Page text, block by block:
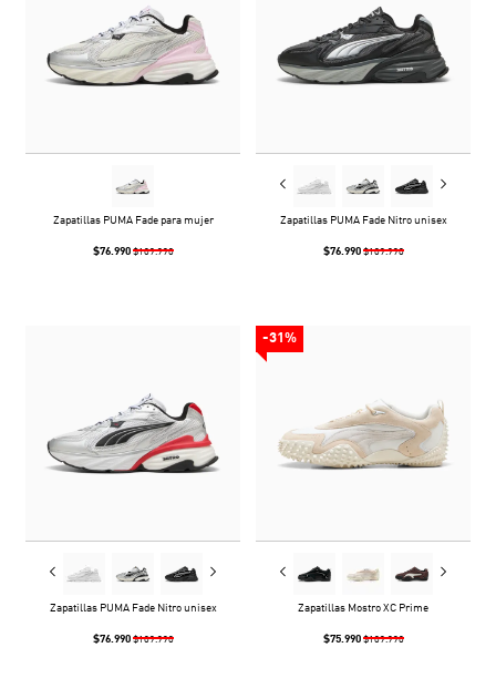
Zapatillas PUMA Fade para mujer
$76.990 $109.990
Zapatillas PUMA Fade Nitro unisex
$76.990 $109.990
Zapatillas PUMA Fade Nitro unisex
$76.990 $109.990
-31%
Zapatillas Mostro XC Prime
$75.990 $109.990